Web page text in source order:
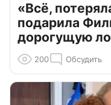
«Всё,
подарила
дорогущую
200 Обсудить